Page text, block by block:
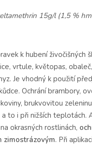
15g/l (1,5 %
k hubení živočišných
vrtule, květopas,
Je vhodný k použití
Ochrání brambory,
brukvovitou
a to i při nižších teplotách.
okrasných rostlinách,
zimostrázovým. Při